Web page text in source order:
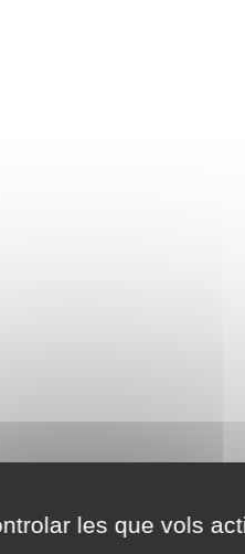
les que vols